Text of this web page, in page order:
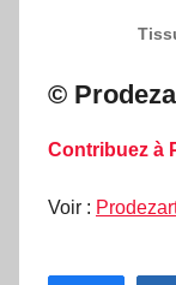
©
Contribuez à
Voir :